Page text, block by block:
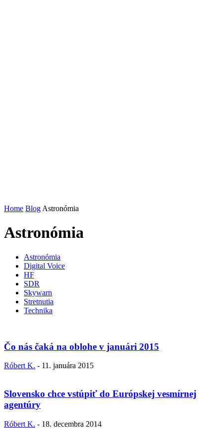
Home Blog Astronómia
Astronómia
Astronómia
Digital Voice
HF
SDR
Skywarn
Stretnutia
Technika
Čo nás čaká na oblohe v januári 2015
Róbert K. - 11. januára 2015
Slovensko chce vstúpiť do Európskej vesmírnej
agentúry
Róbert K. - 18. decembra 2014